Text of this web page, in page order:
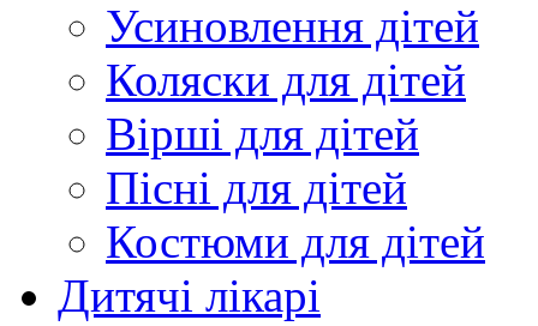
Усиновлення дітей
Коляски для дітей
Вірші для дітей
Пісні для дітей
Костюми для дітей
Дитячі лікарі